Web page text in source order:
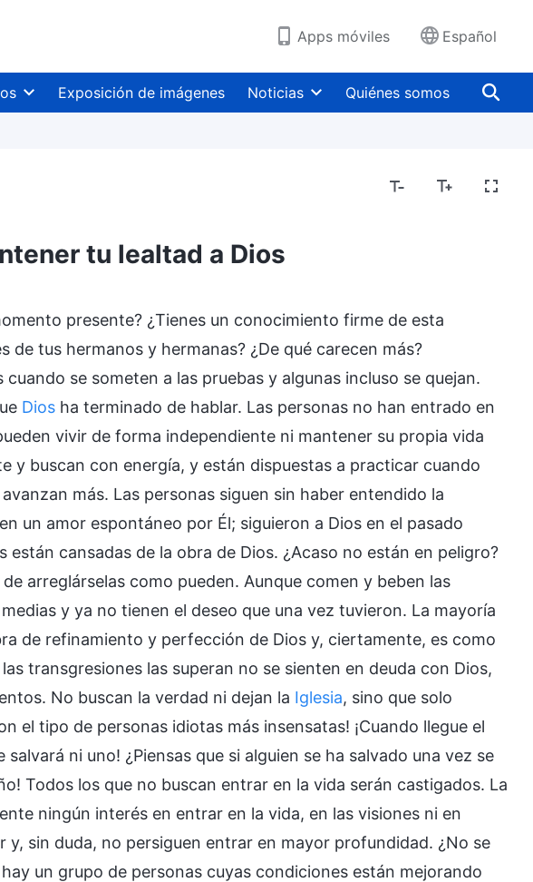
Apps móviles Español
Exposición de imágenes Noticias Quiénes somos
tu lealtad a Dios
presente? ¿Tienes un conocimiento firme de esta
de tus hermanos y hermanas? ¿De qué carecen más?
se someten a las pruebas y algunas incluso se quejan.
Dios ha terminado de hablar. Las personas no han entrado en
vivir de forma independiente ni mantener su propia vida
y buscan con energía, y están dispuestas a practicar cuando
más. Las personas siguen sin haber entendido la
un amor espontáneo por Él; siguieron a Dios en el pasado
cansadas de la obra de Dios. ¿Acaso no están en peligro?
arreglárselas como pueden. Aunque comen y beben las
y ya no tienen el deseo que una vez tuvieron. La mayoría
de refinamiento y perfección de Dios y, ciertamente, es como
transgresiones las superan no se sienten en deuda con Dios,
No buscan la verdad ni dejan la Iglesia, sino que solo
el tipo de personas idiotas más insensatas! ¡Cuando llegue el
ni uno! ¿Piensas que si alguien se ha salvado una vez se
Todos los que no buscan entrar en la vida serán castigados. La
ningún interés en entrar en la vida, en las visiones ni en
sin duda, no persiguen entrar en mayor profundidad. ¿No se
un grupo de personas cuyas condiciones están mejorando